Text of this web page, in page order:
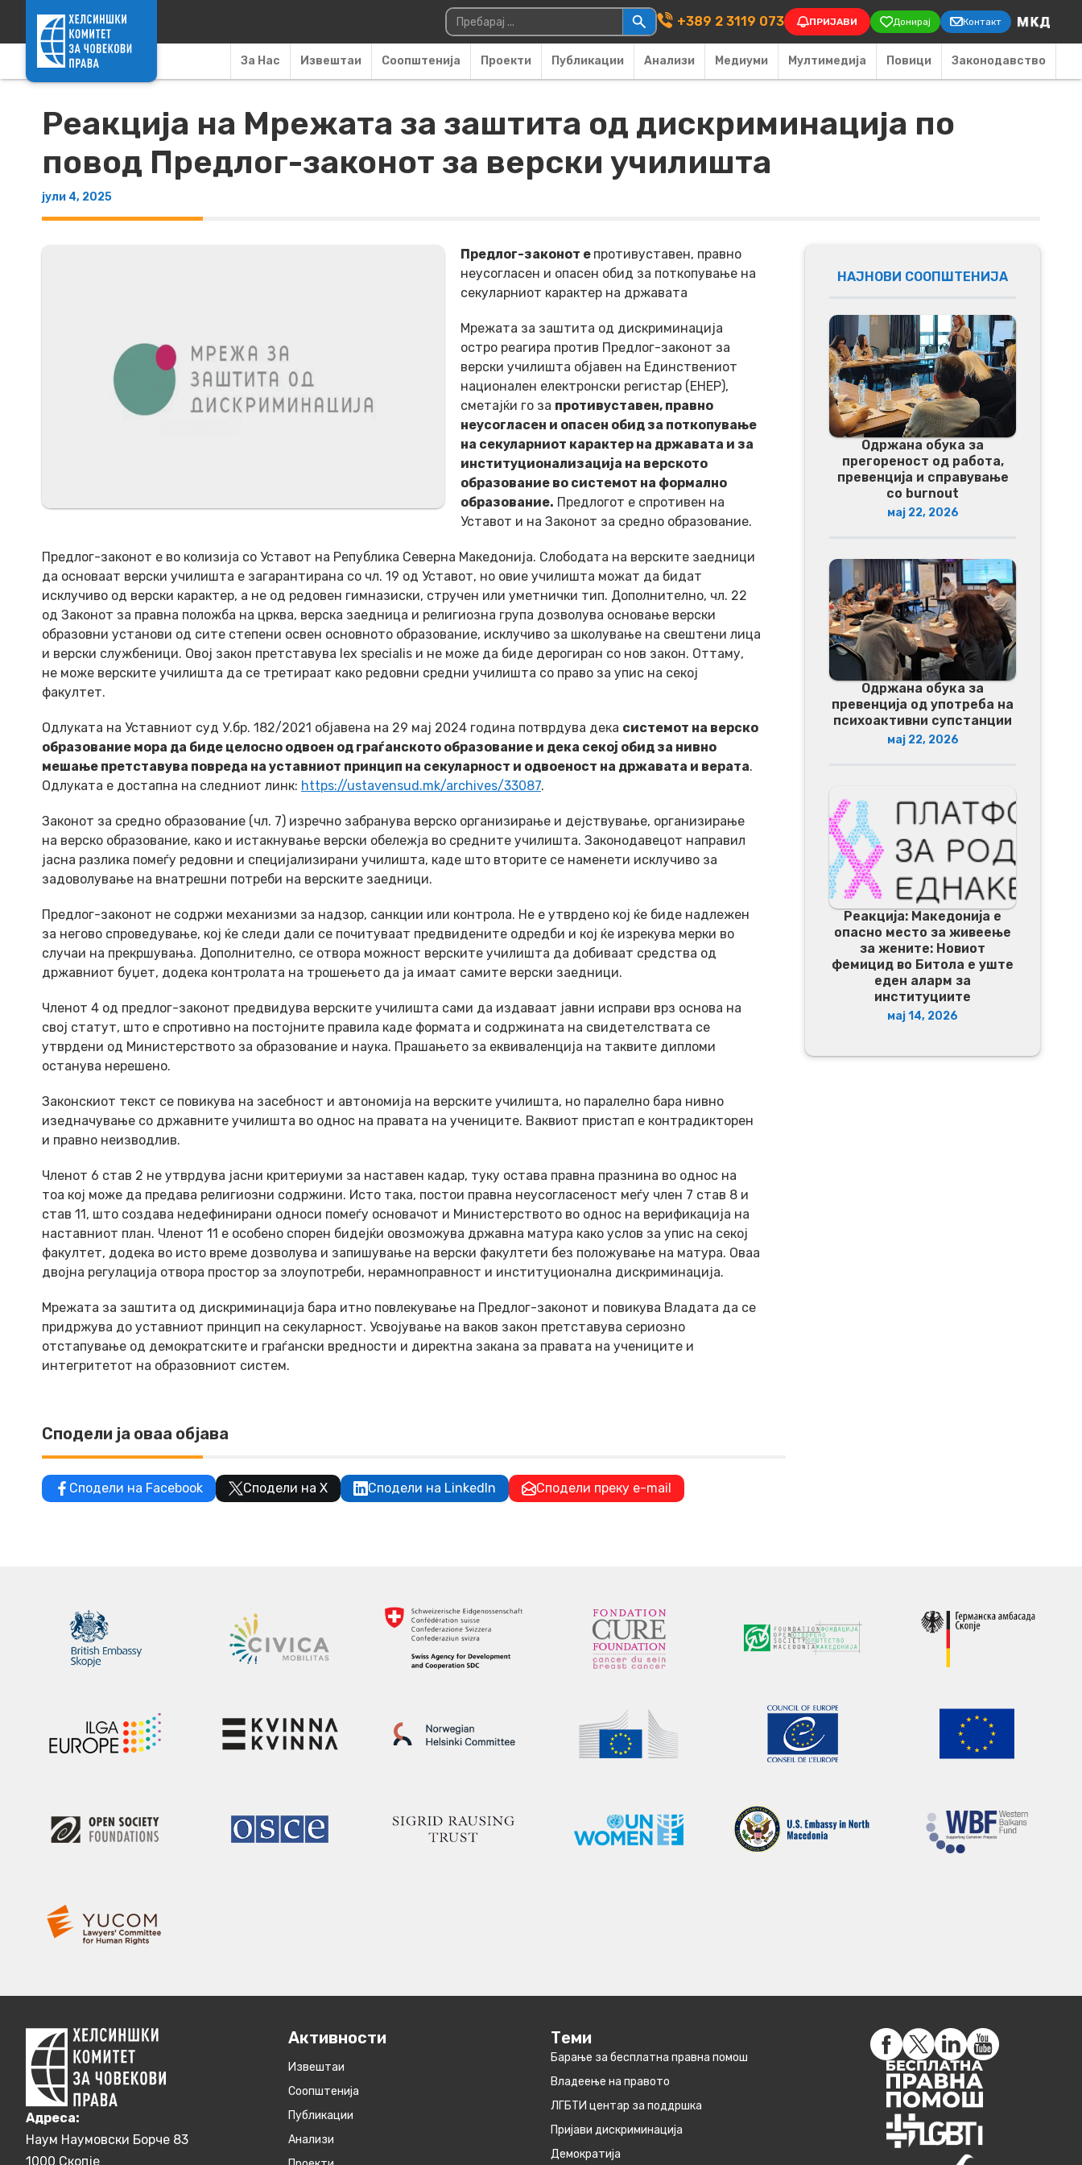
Main Navigation
Пребарувај за: +389 2 3119 073 ПРИЈАВИ Донирај Контакт
За Нас Извештаи Соопштенија Проекти Публикации Анализи Медиуми Мултимедија Повици Законодавство
Реакција на Мрежата за заштита од дискриминација по
повод Предлог-законот за верски училишта
јули 4, 2025
Предлог-законот е противуставен, правно
неусогласен и опасен обид за поткопување на
секуларниот карактер на државата
Мрежата за заштита од дискриминација
остро реагира против Предлог-законот за
верски училишта објавен на Единствениот
национален електронски регистар (ЕНЕР),
сметајќи го за противуставен, правно
неусогласен и опасен обид за поткопување
на секуларниот карактер на државата и за
институционализација на верското
образование во системот на формално
образование. Предлогот е спротивен на
Уставот и на Законот за средно образование.
Предлог-законот е во колизија со Уставот на Република Северна Македонија. Слободата на верските заедници
да основаат верски училишта е загарантирана со чл. 19 од Уставот, но овие училишта можат да бидат
исклучиво од верски карактер, а не од редовен гимназиски, стручен или уметнички тип. Дополнително, чл. 22
од Законот за правна положба на црква, верска заедница и религиозна група дозволува основање верски
образовни установи од сите степени освен основното образование, исклучиво за школување на свештени лица
и верски службеници. Овој закон претставува lex specialis и не може да биде дерогиран со нов закон. Оттаму,
не може верските училишта да се третираат како редовни средни училишта со право за упис на секој
факултет.
Одлуката на Уставниот суд У.бр. 182/2021 објавена на 29 мај 2024 година потврдува дека системот на верско
образование мора да биде целосно одвоен од граѓанското образование и дека секој обид за нивно
мешање претставува повреда на уставниот принцип на секуларност и одвоеност на државата и верата.
Одлуката е достапна на следниот линк: https://ustavensud.mk/archives/33087.
Законот за средно образование (чл. 7) изречно забранува верско организирање и дејствување, организирање
на верско образование, како и истакнување верски обележја во средните училишта. Законодавецот направил
јасна разлика помеѓу редовни и специјализирани училишта, каде што вторите се наменети исклучиво за
задоволување на внатрешни потреби на верските заедници.
Предлог-законот не содржи механизми за надзор, санкции или контрола. Не е утврдено кој ќе биде надлежен
за негово спроведување, кој ќе следи дали се почитуваат предвидените одредби и кој ќе изрекува мерки во
случаи на прекршувања. Дополнително, се отвора можност верските училишта да добиваат средства од
државниот буџет, додека контролата на трошењето да ја имаат самите верски заедници.
Членот 4 од предлог-законот предвидува верските училишта сами да издаваат јавни исправи врз основа на
свој статут, што е спротивно на постојните правила каде формата и содржината на свидетелствата се
утврдени од Министерството за образование и наука. Прашањето за еквиваленција на таквите дипломи
останува нерешено.
Законскиот текст се повикува на засебност и автономија на верските училишта, но паралелно бара нивно
изедначување со државните училишта во однос на правата на учениците. Ваквиот пристап е контрадикторен
и правно неизводлив.
Членот 6 став 2 не утврдува јасни критериуми за наставен кадар, туку остава правна празнина во однос на
тоа кој може да предава религиозни содржини. Исто така, постои правна неусогласеност меѓу член 7 став 8 и
став 11, што создава недефинирани односи помеѓу основачот и Министерството во однос на верификација на
наставниот план. Членот 11 е особено спорен бидејќи овозможува државна матура како услов за упис на секој
факултет, додека во исто време дозволува и запишување на верски факултети без положување на матура. Оваа
двојна регулација отвора простор за злоупотреби, нерамноправност и институционална дискриминација.
Мрежата за заштита од дискриминација бара итно повлекување на Предлог-законот и повикува Владата да се
придржува до уставниот принцип на секуларност. Усвојување на ваков закон претставува сериозно
отстапување од демократските и граѓански вредности и директна закана за правата на учениците и
интегритетот на образовниот систем.
Сподели ја оваа објава
Сподели на Facebook Сподели на X Сподели на LinkedIn Сподели преку e-mail
НАЈНОВИ СООПШТЕНИЈА
Одржана обука за
прегореност од работа,
превенција и справување
со burnout
мај 22, 2026
Одржана обука за
превенција од употреба на
психоактивни супстанции
мај 22, 2026
Реакција: Македонија е
опасно место за живеење
за жените: Новиот
фемицид во Битола е уште
еден аларм за
институциите
мај 14, 2026
Aдреса:
Наум Наумовски Борче 83
1000 Скопје
Активности
Извештаи
Соопштенија
Публикации
Анализи
Теми
Барање за бесплатна правна помош
Владеење на правото
ЛГБТИ центар за поддршка
Пријави дискриминација
Демократија